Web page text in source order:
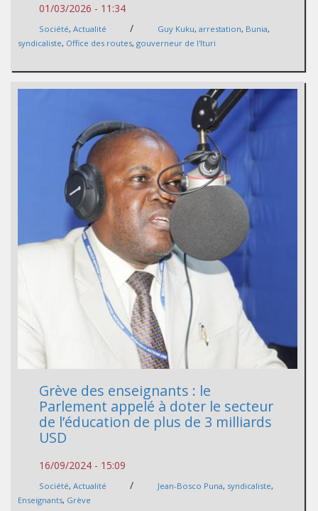
01/03/2026 - 11:34
Société, Actualité / Guy Kuku, arrestation, Bunia,
syndicaliste, Office des routes, gouverneur de l'Ituri
Grève des enseignants : le
Parlement appelé à doter le secteur
de l’éducation de plus de 3 milliards
USD
16/09/2024 - 15:09
Société, Actualité / Jean-Bosco Puna, syndicaliste,
Enseignants, Grève